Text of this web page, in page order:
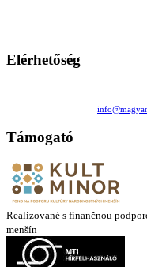
Elérhetőség
Támogató
Realizované s finančnou
menšín